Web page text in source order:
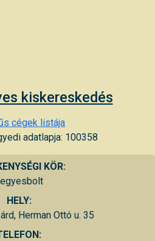
kiskereskedés
cégek listája
adatlapja: 100358
KÖR:
HELY:
Herman Ottó u. 35